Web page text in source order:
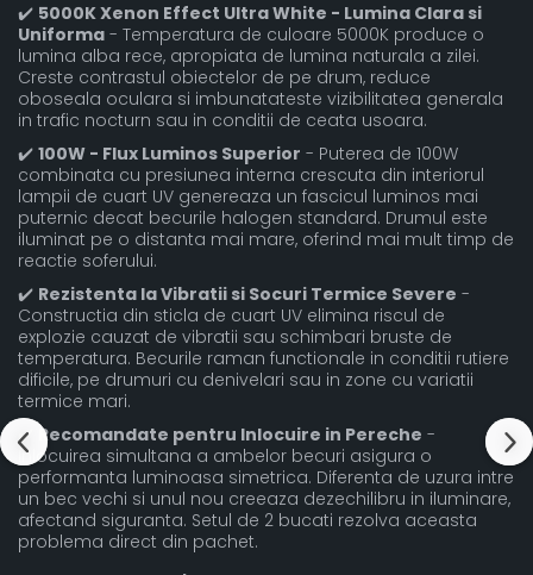
✔️ 5000K Xenon Effect Ultra White - Lumina Clara si
Uniforma - Temperatura de culoare 5000K produce o
lumina alba rece, apropiata de lumina naturala a zilei.
Creste contrastul obiectelor de pe drum, reduce
oboseala oculara si imbunatateste vizibilitatea generala
in trafic nocturn sau in conditii de ceata usoara.
✔️ 100W - Flux Luminos Superior - Puterea de 100W
combinata cu presiunea interna crescuta din interiorul
lampii de cuart UV genereaza un fascicul luminos mai
puternic decat becurile halogen standard. Drumul este
iluminat pe o distanta mai mare, oferind mai mult timp de
reactie soferului.
✔️ Rezistenta la Vibratii si Socuri Termice Severe -
Constructia din sticla de cuart UV elimina riscul de
explozie cauzat de vibratii sau schimbari bruste de
temperatura. Becurile raman functionale in conditii rutiere
dificile, pe drumuri cu denivelari sau in zone cu variatii
termice mari.
✔️ Recomandate pentru Inlocuire in Pereche -
Inlocuirea simultana a ambelor becuri asigura o
performanta luminoasa simetrica. Diferenta de uzura intre
un bec vechi si unul nou creeaza dezechilibru in iluminare,
afectand siguranta. Setul de 2 bucati rezolva aceasta
problema direct din pachet.